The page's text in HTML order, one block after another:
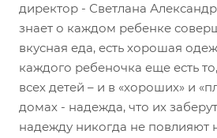
директор - Светлана
знает о каждом ребенке
вкусная еда, есть хорошая
каждого ребеночка еще есть
всех детей – и в «хороших» и
домах - надежда, что их
надежду никогда не повлияют